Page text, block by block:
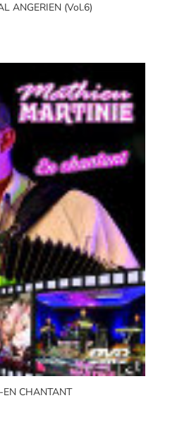
ANGERIEN (Vol.6)
CHANTANT